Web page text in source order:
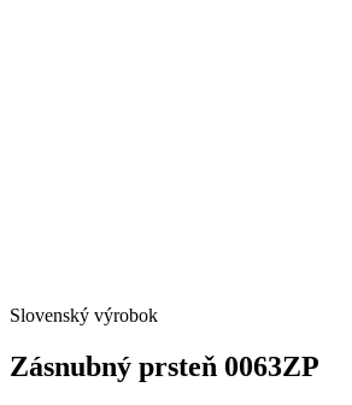
Slovenský výrobok
Zásnubný prsteň 0063ZP